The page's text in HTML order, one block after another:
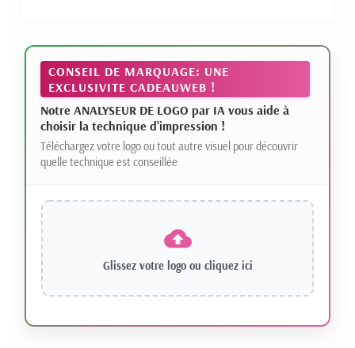
CONSEIL DE MARQUAGE: UNE
EXCLUSIVITE CADEAUWEB !
Notre ANALYSEUR DE LOGO par IA vous aide à
choisir la technique d'impression !
Téléchargez votre logo ou tout autre visuel pour découvrir
quelle technique est conseillée
Glissez votre logo ou cliquez ici